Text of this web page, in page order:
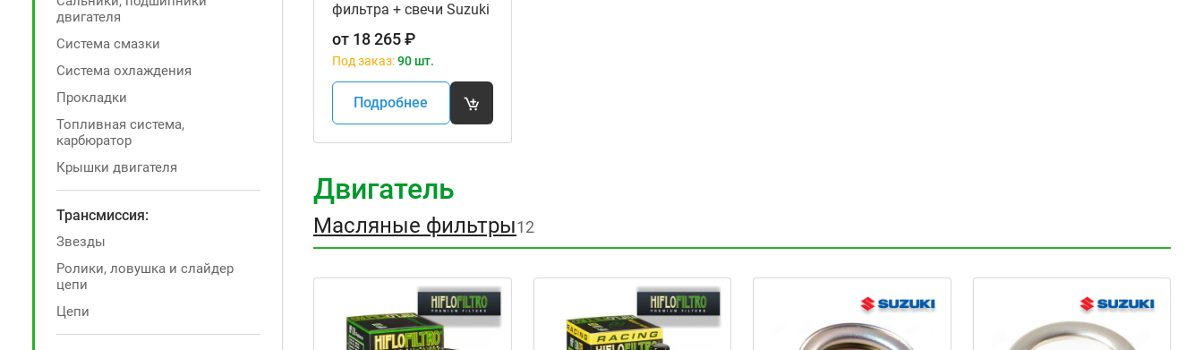
двигателя
Система смазки
Система охлаждения
Прокладки
Топливная система,
карбюратор
Крышки двигателя
Трансмиссия:
Звезды
Ролики, ловушка и слайдер
цепи
Цепи
фильтра + свечи Suzuki
Hayabusa 08-20
от 18 265₽
Под заказ:90 шт.
Подробнее
Двигатель
Масляные фильтры12